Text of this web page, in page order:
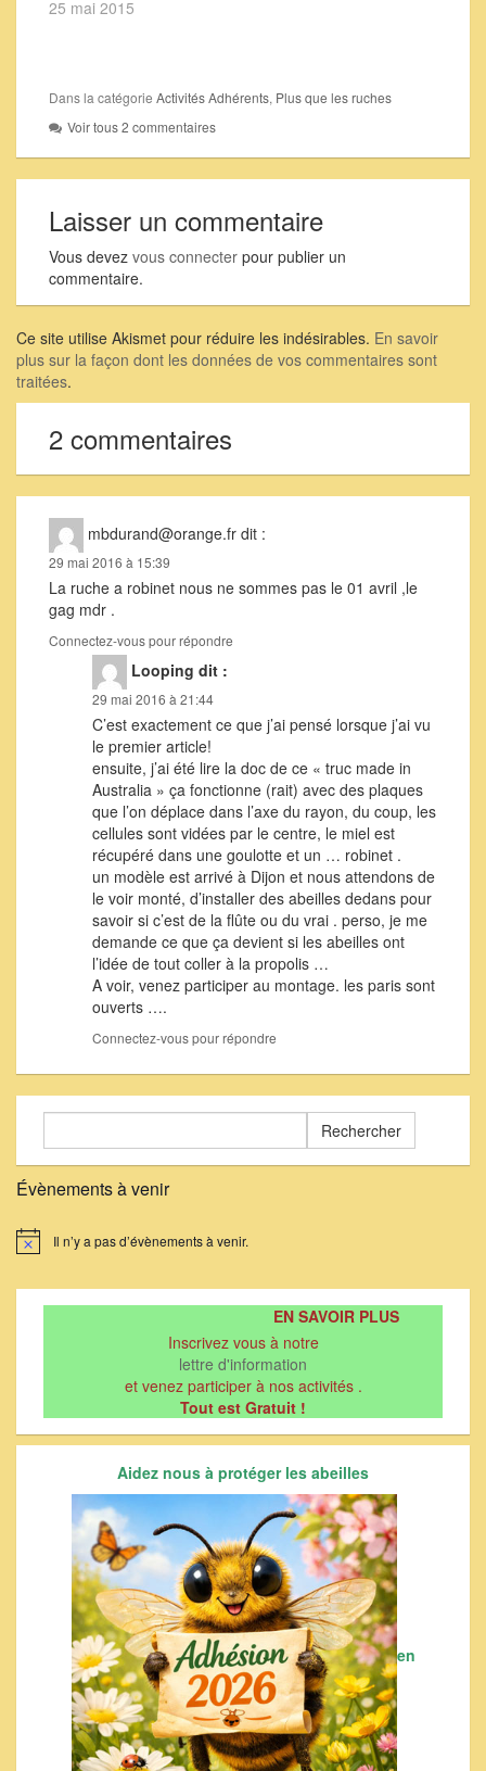
25 mai 2015
Dans la catégorie Activités Adhérents, Plus que les ruches
Voir tous 2 commentaires
Laisser un commentaire
Vous devez vous connecter pour publier un
commentaire.
Ce site utilise Akismet pour réduire les indésirables. En savoir
plus sur la façon dont les données de vos commentaires sont
traitées.
2 commentaires
mbdurand@orange.fr dit :
29 mai 2016 à 15:39
La ruche a robinet nous ne sommes pas le 01 avril ,le
gag mdr .
Connectez-vous pour répondre
Looping dit :
29 mai 2016 à 21:44
C’est exactement ce que j’ai pensé lorsque j’ai vu
le premier article!
ensuite, j’ai été lire la doc de ce « truc made in
Australia » ça fonctionne (rait) avec des plaques
que l’on déplace dans l’axe du rayon, du coup, les
cellules sont vidées par le centre, le miel est
récupéré dans une goulotte et un … robinet .
un modèle est arrivé à Dijon et nous attendons de
le voir monté, d’installer des abeilles dedans pour
savoir si c’est de la flûte ou du vrai . perso, je me
demande ce que ça devient si les abeilles ont
l’idée de tout coller à la propolis …
A voir, venez participer au montage. les paris sont
ouverts ….
Connectez-vous pour répondre
Évènements à venir
Notice Il n’y a pas d’évènements à venir.
EN SAVOIR PLUS
Inscrivez vous à notre
lettre d'information
et venez participer à nos activités .
Tout est Gratuit !
Aidez nous à protéger les abeilles
en